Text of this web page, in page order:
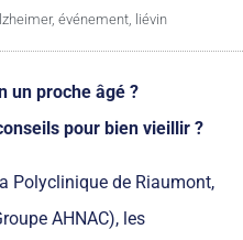
, événement liévin
un proche âgé ?
pour bien vieillir ?
Polyclinique de Riaumont,
AHNAC), les